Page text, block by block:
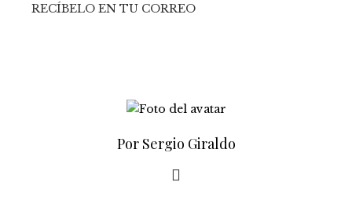
RECÍBELO EN TU CORREO
Por Sergio Giraldo